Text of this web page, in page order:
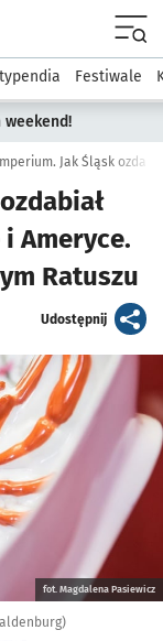
Kultura
Festiwale
weekend!
Ameryce.
Ratuszu
Udostępnijartykuł
fot. Magdalena Pasiewicz